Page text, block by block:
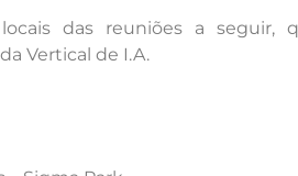
das reuniões a seguir,
Vertical de I.A.